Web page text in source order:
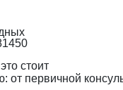
стоит
первичной